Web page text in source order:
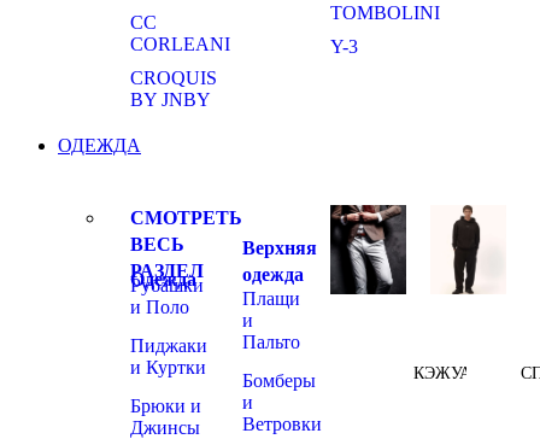
CC
CORLEANI
CROQUIS
BY JNBY
TOMBOLINI
Y-3
ОДЕЖДА
СМОТРЕТЬ
ВЕСЬ
РАЗДЕЛ
Одежда
Рубашки
и Поло
Пиджаки
и Куртки
Брюки и
Джинсы
Верхняя
одежда
Плащи
и
Пальто
Бомберы
и
Ветровки
КЭЖУАЛ